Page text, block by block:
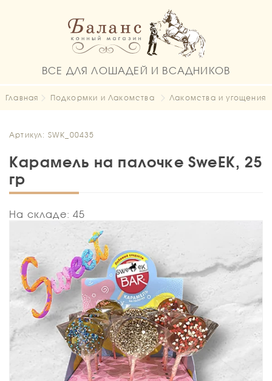
ВСЕ ДЛЯ ЛОШАДЕЙ И ВСАДНИКОВ
Главная Подкормки и Лакомства Лакомства и угощения
Артикул: SWK_00435
Карамель на палочке SweEK, 25
гр
На складе: 45